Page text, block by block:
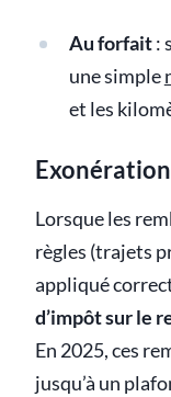
Au forfait:
une simple
et les
Lorsque les
règles (trajets
appliqué
d’impôt sur le
En 2025, ces
jusqu’à un